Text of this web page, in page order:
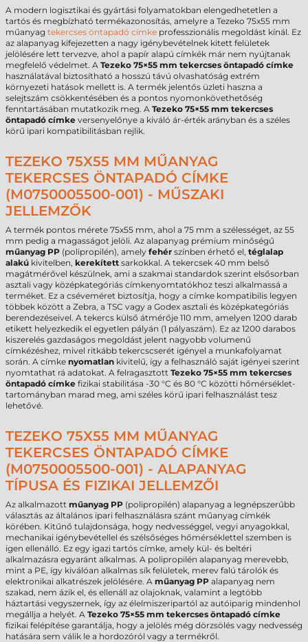
A modern logisztikai és gyártási folyamatokban elengedhetetlen a
tartós és megbízható termékazonosítás, amelyre a Tezeko 75x55 mm
műanyag tekercses öntapadó címke professzionális megoldást kínál. Ez
az alapanyag kifejezetten a nagy igénybevételnek kitett felületek
jelölésére lett tervezve, ahol a papír alapú címkék már nem nyújtanak
megfelelő védelmet. A Tezeko 75×55 mm tekercses öntapadó címke
használatával biztosítható a hosszú távú olvashatóság extrém
környezeti hatások mellett is. A termék jelentős üzleti haszna a
selejtszám csökkentésében és a pontos nyomonkövethetőség
fenntartásában mutatkozik meg. A Tezeko 75×55 mm tekercses
öntapadó címke versenyelőnye a kiváló ár-érték arányban és a széles
körű ipari kompatibilitásban rejlik.
TEZEKO 75X55 MM MŰANYAG
TEKERCSES ÖNTAPADÓ CÍMKE
(M0750005500-001) - MŰSZAKI
JELLEMZŐK
A termék pontos mérete 75x55 mm, ahol a 75 mm a szélességet, az 55
mm pedig a magasságot jelöli. Az alapanyag prémium minőségű
műanyag PP (polipropilén), amely fehér színben érhető el, téglalap
alakú kivitelben, kerekített sarkokkal. A tekercsek 40 mm belső
magátmérővel készülnek, ami a szakmai standardok szerint elsősorban
asztali vagy középkategóriás címkenyomtatókhoz teszi alkalmassá a
terméket. Ez a cséveméret biztosítja, hogy a címke kompatibilis legyen
többek között a Zebra, a TSC vagy a Godex asztali és középkategóriás
berendezéseivel. A tekercs külső átmérője 110 mm, amelyen 1200 darab
etikett helyezkedik el egyetlen pályán (1 pályaszám). Ez az 1200 darabos
kiszerelés gazdaságos megoldást jelent nagyobb volumenű
címkézéshez, mivel ritkább tekercscserét igényel a munkafolyamat
során. A címke nyomatlan kivitelű, így a felhasználó saját igényei szerint
nyomtathat rá adatokat. A felragasztott Tezeko 75×55 mm tekercses
öntapadó címke fizikai stabilitása -30 °C és 80 °C közötti hőmérséklet-
tartományban marad meg, ami széles körű ipari felhasználást tesz
lehetővé.
TEZEKO 75X55 MM MŰANYAG
TEKERCSES ÖNTAPADÓ CÍMKE
(M0750005500-001) - ALAPANYAG
TÍPUSA ÉS FIZIKAI JELLEMZŐI
Az alkalmazott műanyag PP (polipropilén) alapanyag a legnépszerűbb
választás az általános ipari felhasználásra szánt műanyag címkék
körében. Kitűnő tulajdonsága, hogy nedvességgel, vegyi anyagokkal,
mechanikai igénybevétellel és szélsőséges hőmérséklettel szemben is
igen ellenálló. Ez egy igazi tartós címke, amely kül- és beltéri
alkalmazásra egyaránt alkalmas. A polipropilén alapanyag merevebb,
mint a PE, így kiválóan alkalmas sík felületek, merev falú tárolók és
elektronikai alkatrészek jelölésére. A műanyag PP alapanyag nem
szakad, nem ázik el, és ellenáll az olajoknak, valamint a legtöbb
háztartási vegyszernek, így az élelmiszeripartól az autóiparig mindenhol
megállja a helyét. A Tezeko 75×55 mm tekercses öntapadó címke
fizikai felépítése garantálja, hogy a jelölés még dörzsölés vagy nedvesség
hatására sem válik le a hordozóról vagy a termékről.